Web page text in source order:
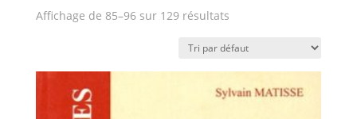
Affichage de 85–96 sur 129 résultats